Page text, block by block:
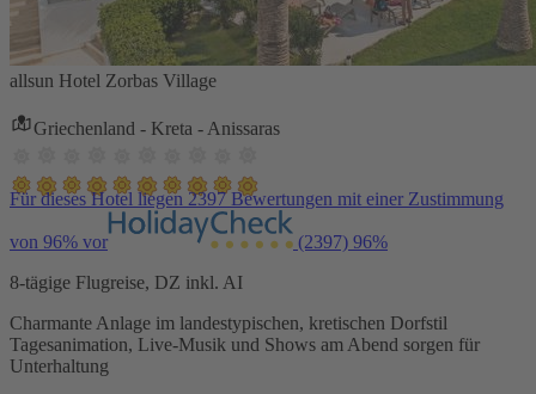
allsun Hotel Zorbas Village
Griechenland - Kreta - Anissaras
Für dieses Hotel liegen 2397 Bewertungen mit einer Zustimmung
von 96% vor (2397) 96%
8-tägige Flugreise, DZ inkl. AI
Charmante Anlage im landestypischen, kretischen Dorfstil
Tagesanimation, Live-Musik und Shows am Abend sorgen für
Unterhaltung